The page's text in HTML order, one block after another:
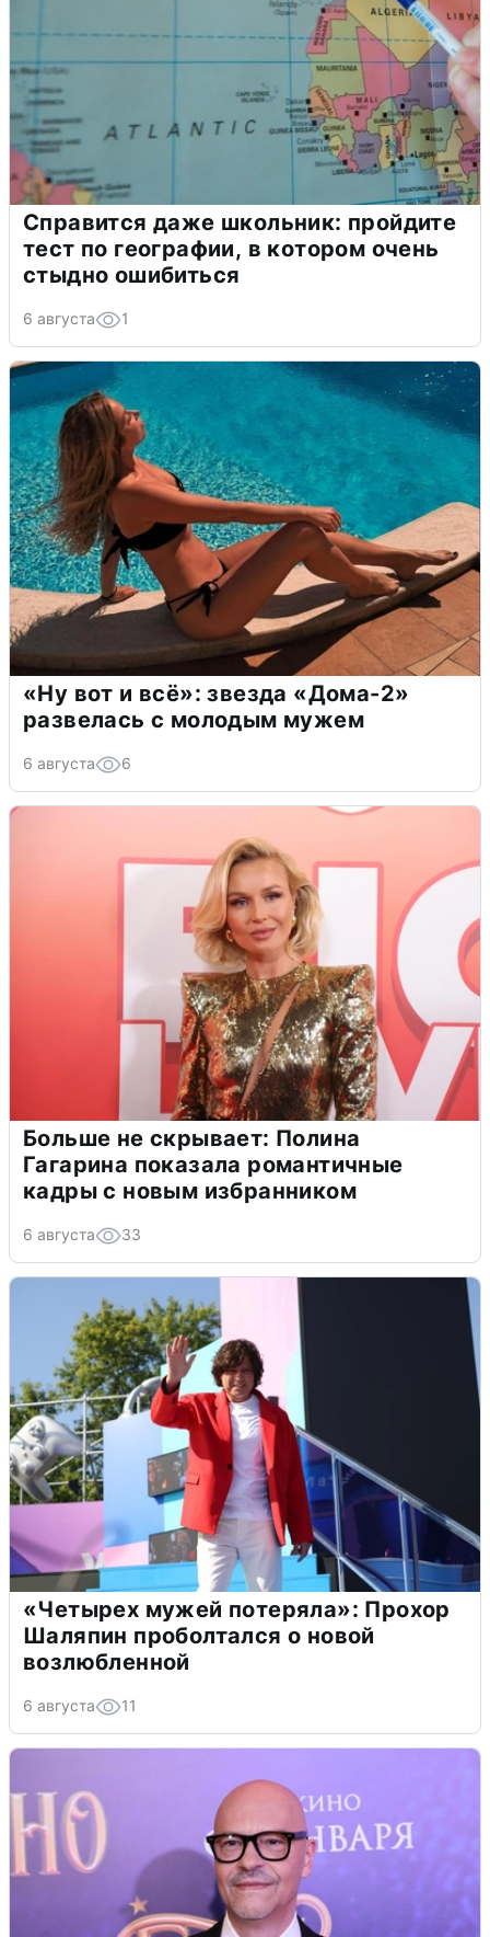
Справится даже школьник: пройдите
тест по географии, в котором очень
стыдно ошибиться
6 августа 1
«Ну вот и всё»: звезда «Дома-2»
развелась с молодым мужем
6 августа 6
Больше не скрывает: Полина
Гагарина показала романтичные
кадры с новым избранником
6 августа 33
«Четырех мужей потеряла»: Прохор
Шаляпин проболтался о новой
возлюбленной
6 августа 11